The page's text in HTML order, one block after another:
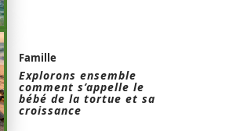
Famille
Explorons ensemble
comment s’appelle le
bébé de la tortue et sa
croissance